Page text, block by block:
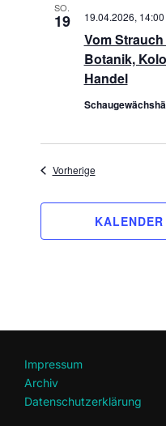
SO.
19
Vom
Botanik,
Handel
19.04.2026, 14:00
VorherigeVeranstaltungen
Impressum
Archiv
Datenschutzerklärung